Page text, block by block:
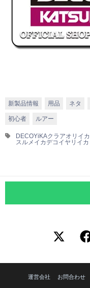
新製品情報 用品 ネタ
初心者 ルアー
DECOYiKAクラ アオリイカ
スルメイカデコイ ヤリイカ
運営会社 お問合わせ